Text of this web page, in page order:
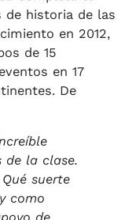
de historia de las
en 2012,
de 15
en 17
De
de la clase.
suerte
como